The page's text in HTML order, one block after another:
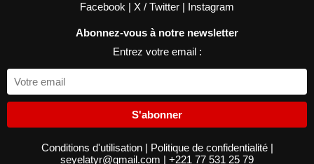
Facebook | X / Twitter | Instagram
Abonnez-vous à notre newsletter
Entrez votre email :
S'abonner
Conditions d'utilisation | Politique de confidentialité |
seyelatyr@gmail.com | +221 77 531 25 79